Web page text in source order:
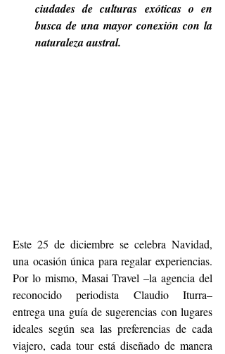
ciudades de culturas exóticas o en
busca de una mayor conexión con la
naturaleza austral.
Este 25 de diciembre se celebra Navidad,
una ocasión única para regalar experiencias.
Por lo mismo, Masai Travel –la agencia del
reconocido periodista Claudio Iturra–
entrega una guía de sugerencias con lugares
ideales según sea las preferencias de cada
viajero, cada tour está diseñado de manera